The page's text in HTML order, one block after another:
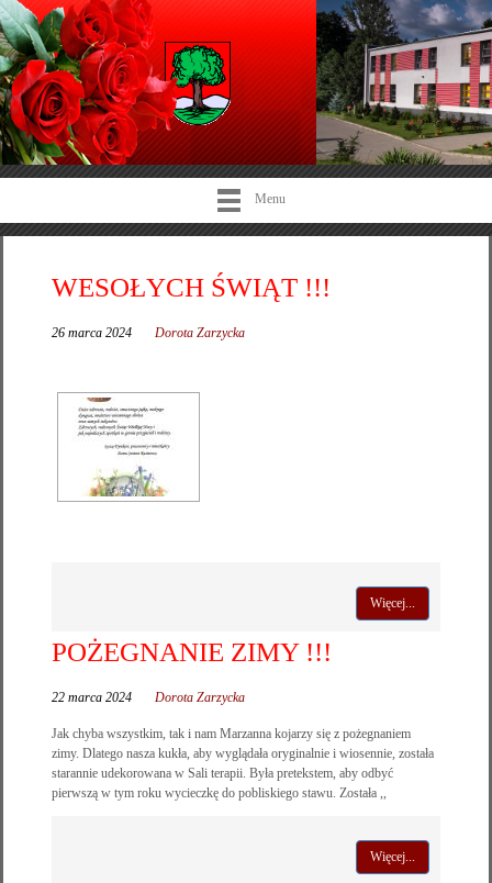
Menu
WESOŁYCH ŚWIĄT !!!
26 marca 2024 Dorota Zarzycka
Więcej...
POŻEGNANIE ZIMY !!!
22 marca 2024 Dorota Zarzycka
Jak chyba wszystkim, tak i nam Marzanna kojarzy się z pożegnaniem
zimy. Dlatego nasza kukła, aby wyglądała oryginalnie i wiosennie, została
starannie udekorowana w Sali terapii. Była pretekstem, aby odbyć
pierwszą w tym roku wycieczkę do pobliskiego stawu. Została ,,
Więcej...